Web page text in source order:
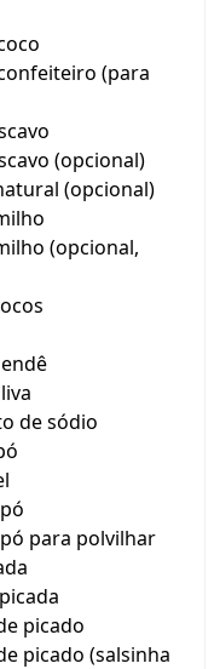
(para
(opcional)
(opcional)
(opcional,
de sódio
para polvilhar
picado
picado (salsinha